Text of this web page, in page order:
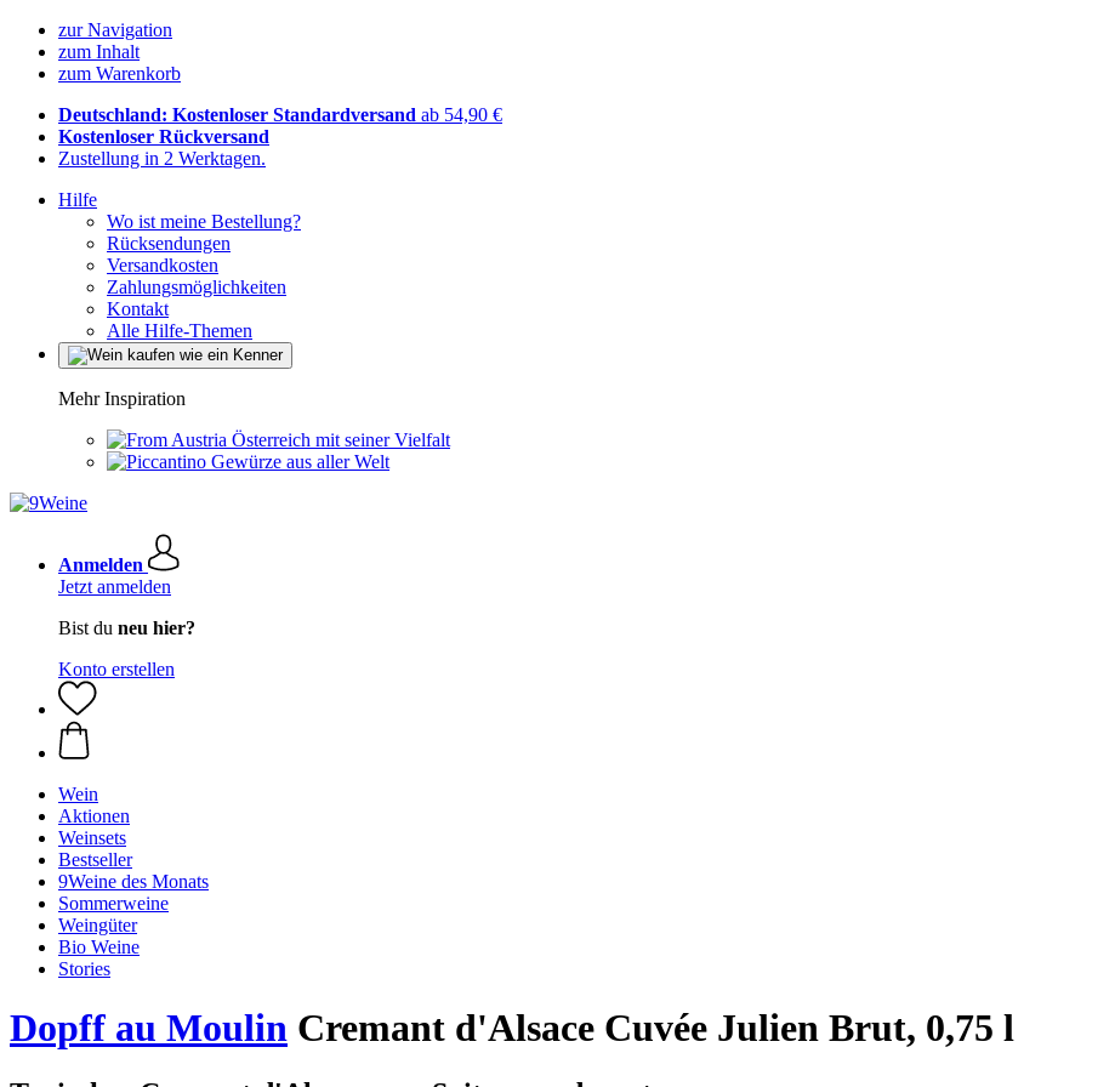
zur Navigation
zum Inhalt
zum Warenkorb
Deutschland: Kostenloser Standardversand ab 54,90 €
Kostenloser Rückversand
Zustellung in 2 Werktagen.
Hilfe
Wo ist meine Bestellung?
Rücksendungen
Versandkosten
Zahlungsmöglichkeiten
Kontakt
Alle Hilfe-Themen
Mehr Inspiration
Österreich mit seiner Vielfalt
Gewürze aus aller Welt
Anmelden
Jetzt anmelden
Bist du neu hier?
Konto erstellen
Wein
Aktionen
Weinsets
Bestseller
9Weine des Monats
Sommerweine
Weingüter
Bio Weine
Stories
Dopff au Moulin Cremant d'Alsace Cuvée Julien Brut, 0,75 l